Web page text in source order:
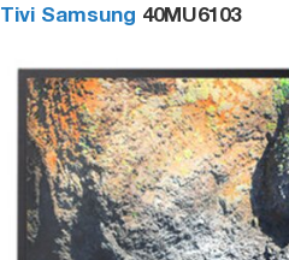
Tivi Samsung 40MU6103